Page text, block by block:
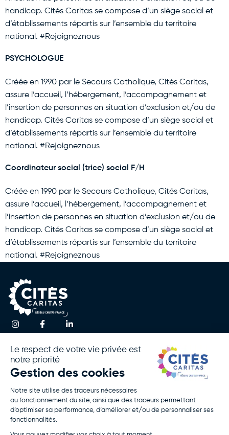
handicap. Cités Caritas se compose d’un siège social et
d’établissements répartis sur l’ensemble du territoire
national. #Rejoigneznous
PSYCHOLOGUE
Créée en 1990 par le Secours Catholique, Cités Caritas,
assure l’accueil, l’hébergement, l’accompagnement et
l’insertion de personnes en situation d’exclusion et/ou de
handicap. Cités Caritas se compose d’un siège social et
d’établissements répartis sur l’ensemble du territoire
national. #Rejoigneznous
Coordinateur social (trice) social F/H
Créée en 1990 par le Secours Catholique, Cités Caritas,
assure l’accueil, l’hébergement, l’accompagnement et
l’insertion de personnes en situation d’exclusion et/ou de
handicap. Cités Caritas se compose d’un siège social et
d’établissements répartis sur l’ensemble du territoire
national. #Rejoigneznous
Notre
Association
Activités
Agir Avec
Nous
Presse
D’activité
Politique De
Contactez-nous
!